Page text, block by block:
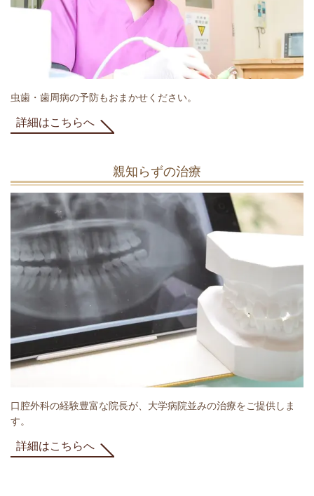
虫歯・歯周病の予防もおまかせください。
詳細はこちらへ
親知らずの治療
口腔外科の経験豊富な院長が、大学病院並みの治療をご提供しま
す。
詳細はこちらへ